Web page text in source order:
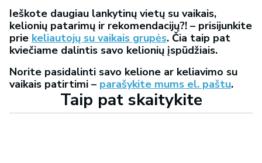
Ieškote daugiau lankytinų vietų su vaikais,
kelionių patarimų ir rekomendacijų?! – prisijunkite
prie keliautojų su vaikais grupės. Čia taip pat
kviečiame dalintis savo kelionių įspūdžiais.
Norite pasidalinti savo kelione ar keliavimo su
vaikais patirtimi – parašykite mums el. paštu.
Taip pat skaitykite